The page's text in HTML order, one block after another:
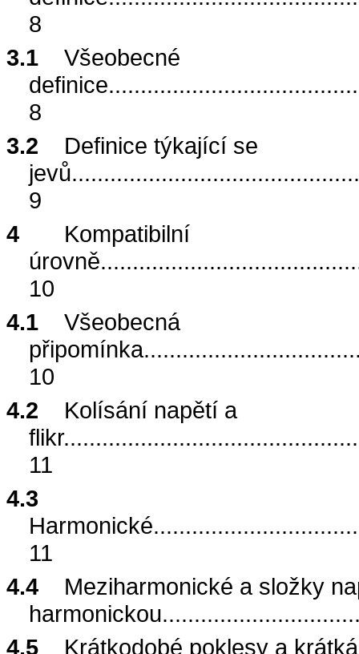
8
3.1
Všeobecné
definice
8
3.2
Definice týkající se
jevů
9
4
Kompatibilní
úrovně
10
4.1
Všeobecná
připomínka
10
4.2
Kolísání napětí a
flikr
11
4.3
Harmonické
11
4.4
Meziharmonické a složky
harmonickou
4.5
Krátkodobé poklesy a